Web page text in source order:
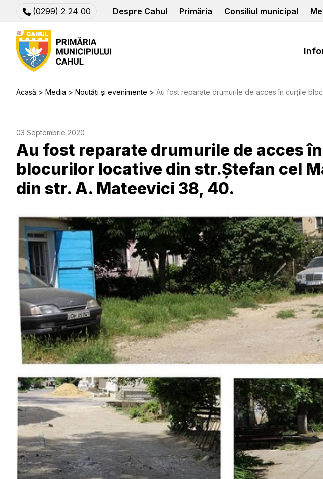
(0299) 2 24 00 Despre Cahul Primăria Consiliul municipal
Acasă Media Noutăți și evenimente Au fost reparate drumurile de acces în curțile blocurilor locative din str.Ștefan cel Mare 42, 44 și din str.
03 Septembrie 2020
Au fost reparate drumurile de acces
blocurilor locative din str.Ștefan cel
din str. A. Mateevici 38, 40.